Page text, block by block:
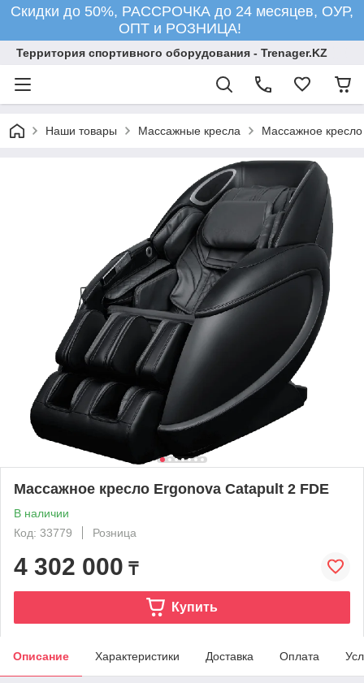
Скидки до 50%, РАССРОЧКА до 24 месяцев, ОУР,
ОПТ и РОЗНИЦА!
Территория спортивного оборудования - Trenager.KZ
Наши товары Массажные кресла Массажное
Массажное кресло Ergonova Catapult 2 FDE
В наличии
Код: 33779
Розница
4 302 000 ₸
Купить
Описание Характеристики Доставка Оплата